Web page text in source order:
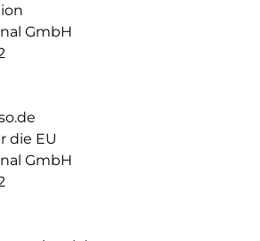
herkömmliche Adapter. Deine Geräte
während Du gleichzeitig Deinen
verringerst. GaN macht es
kleiner sind und höhere
bewältigen können, dabei aber
aus Flexibilität und Power.
Adapter ist der ideale Ersatz für
in stilvollem Schwarz und Weiß – für
GmbH
die EU
GmbH